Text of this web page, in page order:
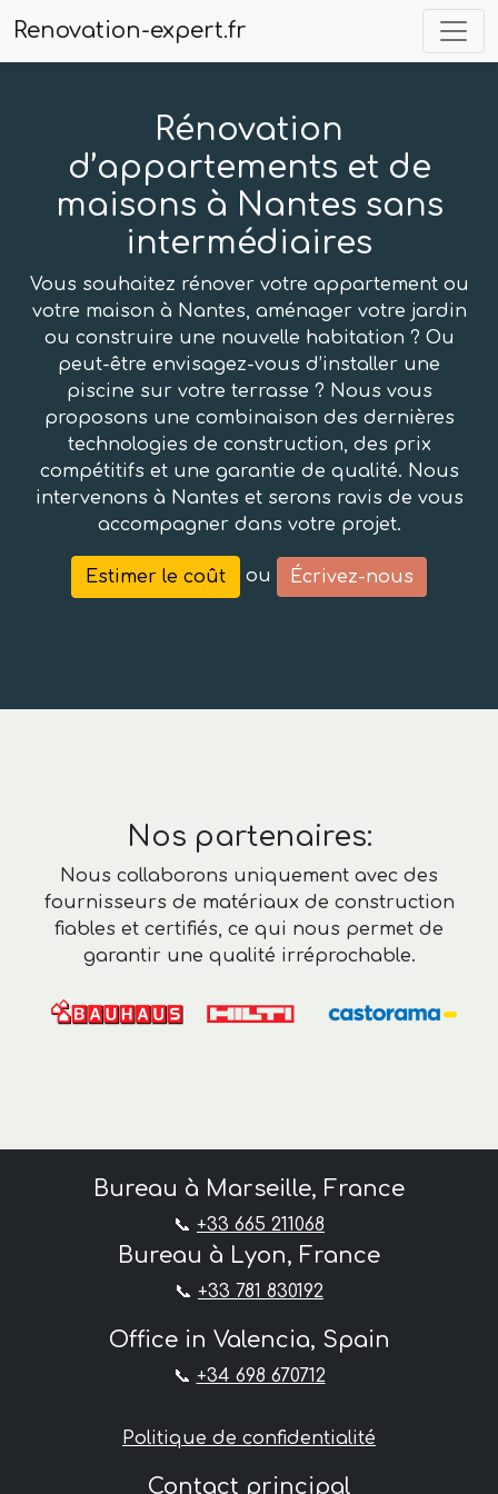
Renovation-expert.fr
Rénovation
d’appartements et de
maisons à Nantes sans
intermédiaires
Vous souhaitez rénover votre appartement ou
votre maison à Nantes, aménager votre jardin
ou construire une nouvelle habitation ? Ou
peut-être envisagez-vous d’installer une
piscine sur votre terrasse ? Nous vous
proposons une combinaison des dernières
technologies de construction, des prix
compétitifs et une garantie de qualité. Nous
intervenons à Nantes et serons ravis de vous
accompagner dans votre projet.
Estimer le coût ou Écrivez-nous
Nos partenaires:
Nous collaborons uniquement avec des
fournisseurs de matériaux de construction
fiables et certifiés, ce qui nous permet de
garantir une qualité irréprochable.
Bureau à Marseille, France
📞 +33 665 211068
Bureau à Lyon, France
📞 +33 781 830192
Office in Valencia, Spain
📞 +34 698 670712
Politique de confidentialité
Contact principal